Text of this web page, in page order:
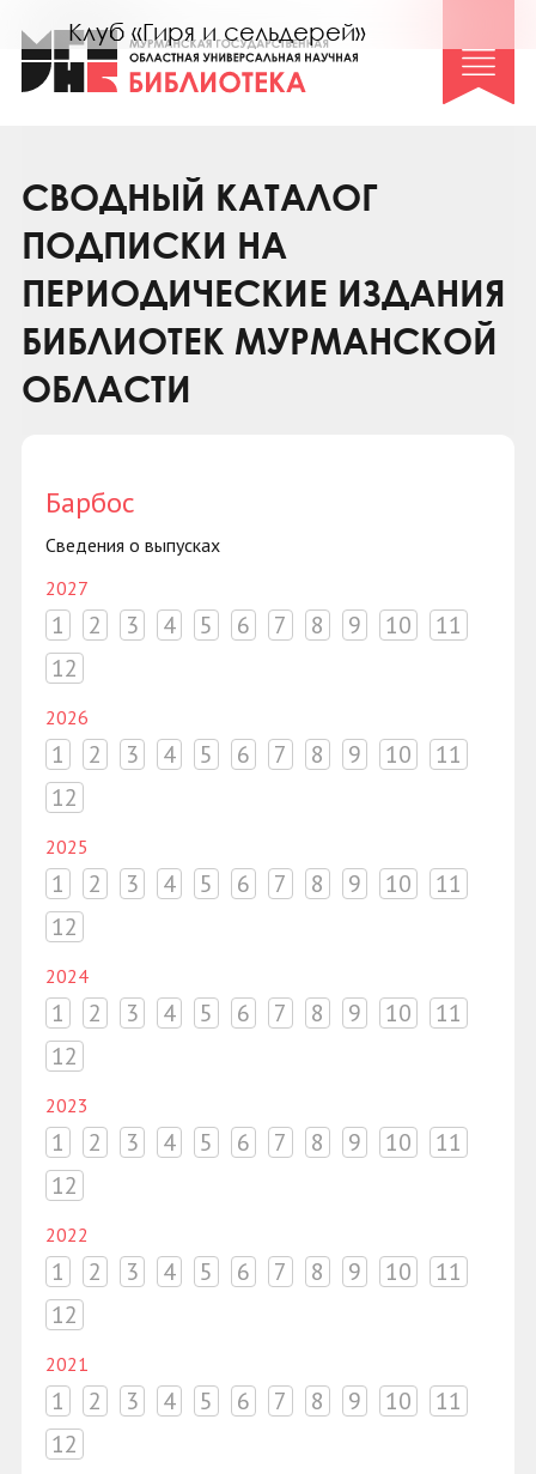
Клуб «Гиря и сельдерей»
Клуб «Семейный архив»
Коллегам
Контакты
СВОДНЫЙ КАТАЛОГ
ПОДПИСКИ НА
ПЕРИОДИЧЕСКИЕ ИЗДАНИЯ
БИБЛИОТЕК МУРМАНСКОЙ
ОБЛАСТИ
Барбос
Сведения о выпусках
2027
1 2 3 4 5 6 7 8 9 10
11
12
2026
1 2 3 4 5 6 7 8 9 10
11
12
2025
1 2 3 4 5 6 7 8 9 10
11
12
2024
1 2 3 4 5 6 7 8 9 10
11
12
2023
1 2 3 4 5 6 7 8 9 10
11
12
2022
1 2 3 4 5 6 7 8 9 10
11
12
2021
1 2 3 4 5 6 7 8 9 10
11
12